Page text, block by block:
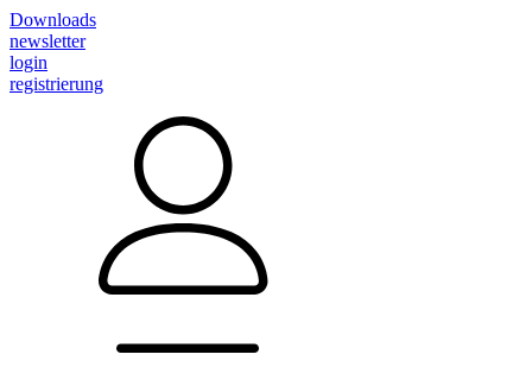
Downloads
newsletter
login
registrierung